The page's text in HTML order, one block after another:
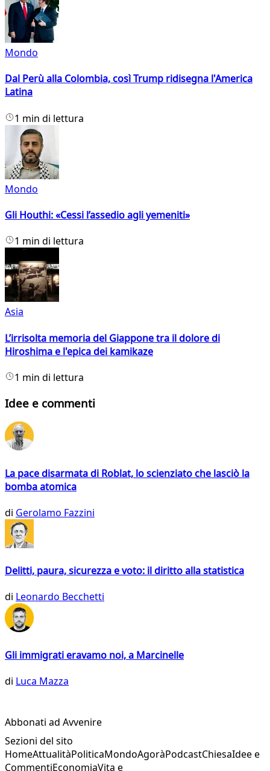
Mondo
Dal Perù alla Colombia, così Trump ridisegna l'America
Latina
1 min di lettura
Mondo
Gli Houthi: «Cessi l’assedio agli yemeniti»
1 min di lettura
Asia
L’irrisolta memoria del Giappone tra il dolore di
Hiroshima e l'epica dei kamikaze
1 min di lettura
Idee e commenti
La pace disarmata di Roblat, lo scienziato che lasciò la
bomba atomica
di Gerolamo Fazzini
Delitti, paura, sicurezza e voto: il diritto alla statistica
di Leonardo Becchetti
Gli immigrati eravamo noi, a Marcinelle
di Luca Mazza
Abbonati ad Avvenire
Sezioni del sito
HomeAttualitàPoliticaMondoAgoràPodcastChiesaIdee e
CommentiEconomiaVita e